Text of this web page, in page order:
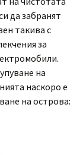
да забранят
такива с
за
на
наскоро е
на острова: